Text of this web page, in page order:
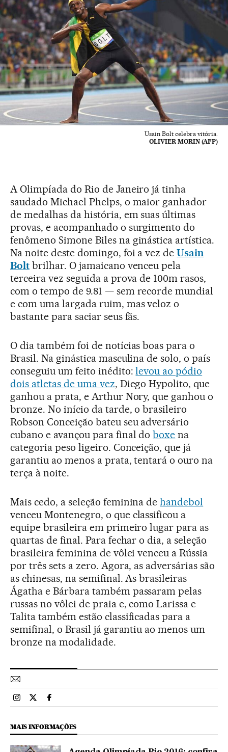
Usain Bolt celebra vitória.
OLIVIER MORIN (AFP)
A Olimpíada do Rio de Janeiro já tinha
saudado Michael Phelps, o maior ganhador
de medalhas da história, em suas últimas
provas, e acompanhado o surgimento do
fenômeno Simone Biles na ginástica artística.
Na noite deste domingo, foi a vez deUsain
Boltbrilhar. O jamaicano venceu pela
terceira vez seguida a prova de 100m rasos,
com o tempo de 9.81 — sem recorde mundial
e com uma largada ruim, mas veloz o
bastante para saciar seus fãs.
O dia também foi de notícias boas para o
Brasil. Na ginástica masculina de solo, o país
conseguiu um feito inédito:levou ao pódio
dois atletas de uma vez, Diego Hypolito, que
ganhou a prata, e Arthur Nory, que ganhou o
bronze. No início da tarde, o brasileiro
Robson Conceição bateu seu adversário
cubano e avançou para final doboxe na
categoria peso ligeiro. Conceição, que já
garantiu ao menos a prata, tentará o ouro na
terça à noite.
Mais cedo, a seleção feminina dehandebol
venceu Montenegro, o que classificou a
equipe brasileira em primeiro lugar para as
quartas de final. Para fechar o dia, a seleção
brasileira feminina de vôlei venceu a Rússia
por três sets a zero. Agora, as adversárias são
as chinesas, na semifinal. As brasileiras
Ágatha e Bárbara também passaram pelas
russas no vôlei de praia e, como Larissa e
Talita também estão classificadas para a
semifinal, o Brasil já garantiu ao menos um
bronze na modalidade.
Esportes El País Brasil en Instagram
Esportes El País Brasil en Twitter
Esportes El País Brasil en Facebook
MAIS INFORMAÇÕES